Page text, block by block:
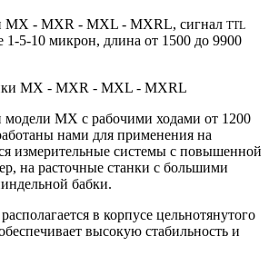
MX - MXR - MXL - MXRL, сигнал TTL
1-5-10 микрон, длина от 1500 до 9900
MX с рабочими ходами от 1200
нами для применения на
измерительные системы с повышенной
на расточные станки с большими
бабки.
в корпусе цельнотянутого
высокую стабильность и